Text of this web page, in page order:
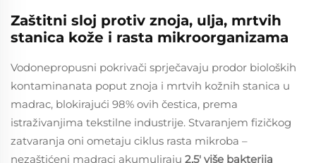
Zaštitni sloj protiv znoja, ulja, mrtvih
stanica kože i rasta mikroorganizama
Vodonepropusni pokrivači sprječavaju prodor bioloških
kontaminanata poput znoja i mrtvih kožnih stanica u
madrac, blokirajući 98% ovih čestica, prema
istraživanjima tekstilne industrije. Stvaranjem fizičkog
zatvaranja oni ometaju ciklus rasta mikroba –
nezaštićeni madraci akumuliraju 2,5' više bakterija